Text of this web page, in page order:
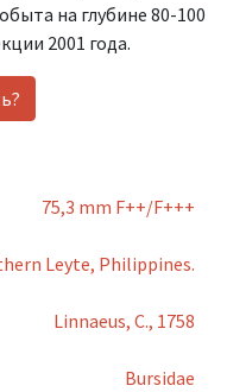
на глубине 80-100
2001 года.
75,3 mm F++/F+++
Leyte, Philippines.
Linnaeus, C., 1758
Bursidae